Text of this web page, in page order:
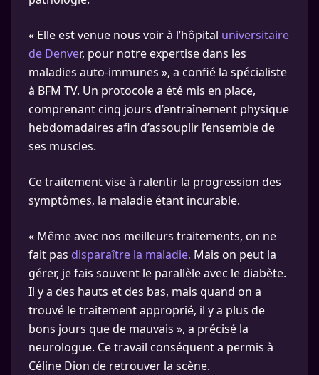
« Elle est venue nous voir à l’hôpital universitaire
de Denver, pour notre expertise dans les
maladies auto-immunes », a confié la spécialiste
à BFM TV. Un protocole a été mis en place,
comprenant cinq jours d’entraînement physique
hebdomadaires afin d’assouplir l’ensemble de
ses muscles.
Ce traitement vise à ralentir la progression des
symptômes, la maladie étant incurable.
« Même avec nos meilleurs traitements, on ne
fait pas disparaître la maladie. Mais on peut la
gérer, je fais souvent le parallèle avec le diabète.
Il y a des hauts et des bas, mais quand on a
trouvé le traitement approprié, il y a plus de
bons jours que de mauvais », a précisé la
neurologue. Ce travail conséquent a permis à
Céline Dion de retrouver la scène.